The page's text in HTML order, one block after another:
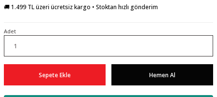
🚚 1.499 TL üzeri ücretsiz kargo • Stoktan hızlı gönderim
Adet
Sepete Ekle Hemen Al